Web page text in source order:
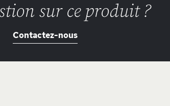
sur ce produit ?
Contactez-nous